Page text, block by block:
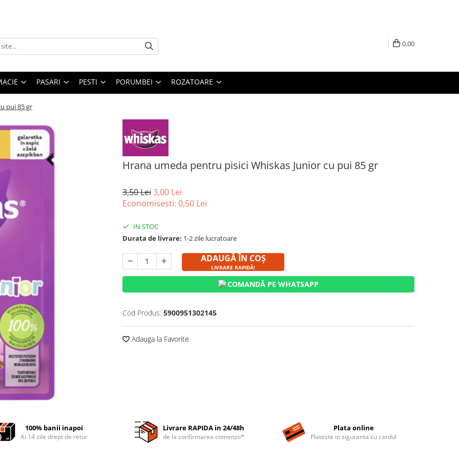
0,00
PASARI PESTI PORUMBEI ROZATOARE
pui 85 gr
Hrana umeda pentru pisici Whiskas Junior cu pui 85 gr
3,50 Lei3,00 Lei
Economisesti: 0,50 Lei
IN STOC
Durata de livrare: 1-2 zile lucratoare
ADAUGĂ ÎN COȘ
LIVRARE RAPIDĂ!
COMANDĂ PE WHATSAPP
Cod Produs: 5900951302145
Adauga la Favorite
100% banii inapoi
Ai 14 zile drept de retur
Livrare RAPIDA in 24/48h
de la confirmarea comenzii*
Plata online
Plateste in siguranta cu cardul